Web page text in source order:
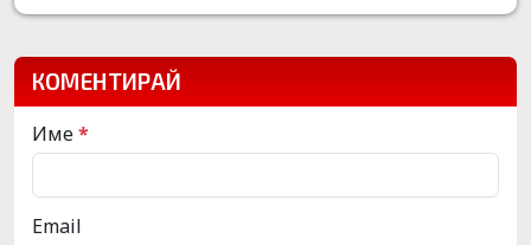
КОМЕНТИРАЙ
Име*
Email